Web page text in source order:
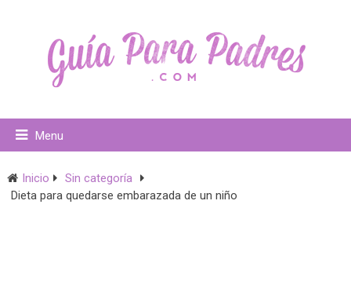
Menu
Inicio
Sin categoría
Dieta para quedarse embarazada de un niño